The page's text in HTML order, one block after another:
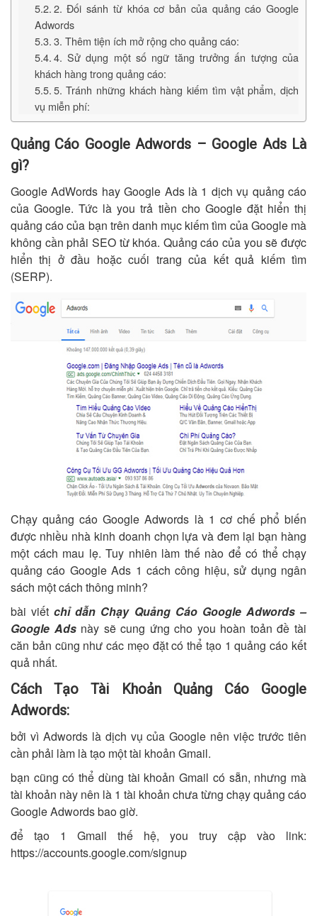
2. Đối sánh từ khóa cơ bản của quảng cáo Google
Adwords
3. Thêm tiện ích mở rộng cho quảng cáo:
4. Sử dụng một số ngữ tăng trưởng ấn tượng của
khách hàng trong quảng cáo:
5. Tránh những khách hàng kiếm tìm vật phẩm, dịch
vụ miễn phí:
Quảng Cáo Google Adwords – Google Ads Là
gì?
Google AdWords hay Google Ads là 1 dịch vụ quảng cáo
của Google. Tức là you trả tiền cho Google đặt hiển thị
quảng cáo của bạn trên danh mục kiếm tìm của Google mà
không cần phải SEO từ khóa. Quảng cáo của you sẽ được
hiển thị ở đầu hoặc cuối trang của kết quả kiếm tìm
(SERP).
Chạy quảng cáo Google Adwords là 1 cơ chế phổ biến
được nhiều nhà kinh doanh chọn lựa và đem lại bạn hàng
một cách mau lẹ. Tuy nhiên làm thế nào để có thể chạy
quảng cáo Google Ads 1 cách công hiệu, sử dụng ngân
sách một cách thông minh?
bài viếtchỉ dẫn Chạy Quảng Cáo Google Adwords –
Google Ads này sẽ cung ứng cho you hoàn toản đề tài
căn bản cũng như các mẹo đặt có thể tạo 1 quảng cáo kết
quả nhất.
Cách Tạo Tài Khoản Quảng Cáo Google
Adwords:
bởi vì Adwords là dịch vụ của Google nên việc trước tiên
cần phải làm là tạo một tài khoản Gmail.
bạn cũng có thể dùng tài khoản Gmail có sẵn, nhưng mà
tài khoản này nên là 1 tài khoản chưa từng chạy quảng cáo
Google Adwords bao giờ.
để tạo 1 Gmail thế hệ, you truy cập vào link:
https://accounts.google.com/signup